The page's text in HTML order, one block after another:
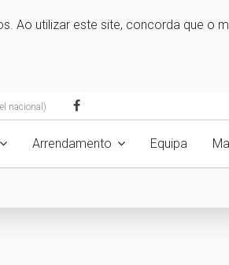
Ao utilizar este site, concorda que o
nacional)
Arrendamento Equipa